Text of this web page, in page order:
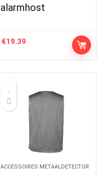
alarmhost
€19.39
ACCESSOIRES METAALDETECTOR